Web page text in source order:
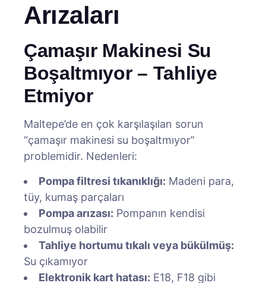
Arızaları
Çamaşır Makinesi Su
Boşaltmıyor – Tahliye
Etmiyor
Maltepe’de en çok karşılaşılan sorun
“çamaşır makinesi su boşaltmıyor”
problemidir. Nedenleri:
Pompa filtresi tıkanıklığı: Madeni para,
tüy, kumaş parçaları
Pompa arızası: Pompanın kendisi
bozulmuş olabilir
Tahliye hortumu tıkalı veya bükülmüş:
Su çıkamıyor
Elektronik kart hatası: E18, F18 gibi